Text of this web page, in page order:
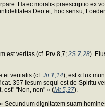
Haec moralis praescriptio ex
Deo et, hoc sensu,
est veritas (cf. Prv 8,7; 2S 7,28).
et veritatis (cf. Jn 1,14), est « lux
357 Iesum sequi est de Spiritu
est" "Non, non" » (Mt 5,37).
Secundum dignitatem suam